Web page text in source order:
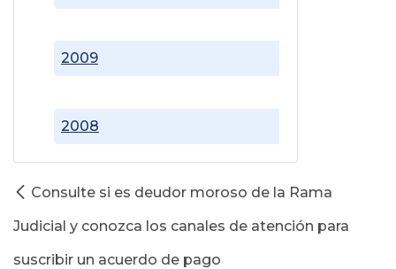
2008
2009
Consulte si es deudor moroso de la Rama
Judicial y conozca los canales de atención para
suscribir un acuerdo de pago